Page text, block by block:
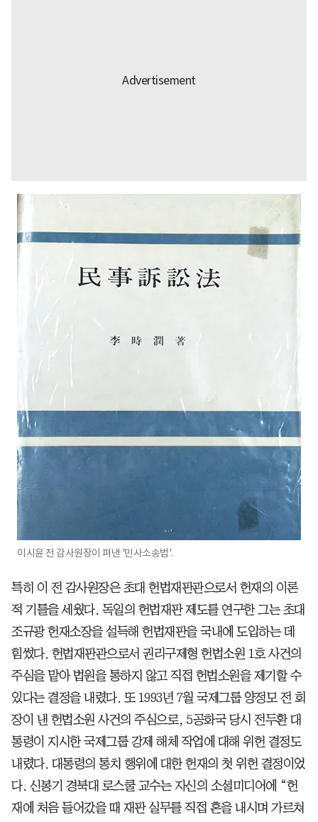
이시윤 전 감사원장이 펴낸 '민사소송법'.
특히 이 전 감사원장은 초대 헌법재판관으로서 헌재의 이론
적 기틀을 세웠다. 독일의 헌법재판 제도를 연구한 그는 초대
조규광 헌재소장을 설득해 헌법재판을 국내에 도입하는 데
힘썼다. 헌법재판관으로서 권리구제형 헌법소원 1호 사건의
주심을 맡아 법원을 통하지 않고 직접 헌법소원을 제기할 수
있다는 결정을 내렸다. 또 1993년 7월 국제그룹 양정모 전 회
장이 낸 헌법소원 사건의 주심으로, 5공화국 당시 전두환 대
통령이 지시한 국제그룹 강제 해체 작업에 대해 위헌 결정도
내렸다. 대통령의 통치 행위에 대한 헌재의 첫 위헌 결정이었
다. 신봉기 경북대 로스쿨 교수는 자신의 소셜미디어에 “헌
재에 처음 들어갔을 때 재판 실무를 직접 혼을 내시며 가르쳐